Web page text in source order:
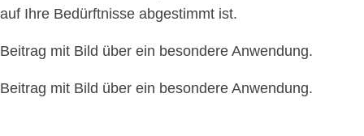
auf Ihre Bedürftnisse abgestimmt ist.
Beitrag mit Bild über ein besondere Anwendung.
Beitrag mit Bild über ein besondere Anwendung.